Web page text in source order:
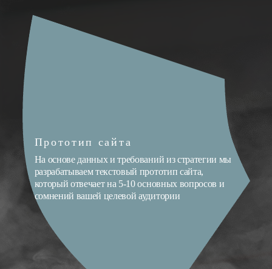
Прототип сайта
На основе данных и требований из стратегии мы
разрабатываем текстовый прототип сайта,
который отвечает на 5-10 основных вопросов и
сомнений вашей целевой аудитории